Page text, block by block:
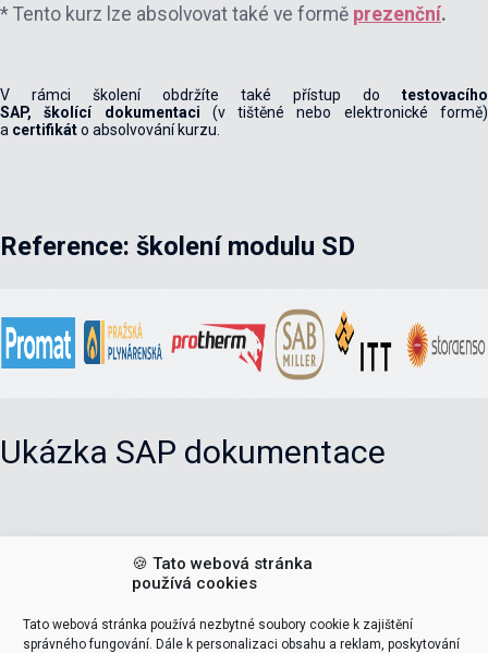
🍪 Tato webová stránka
používá cookies
Tato webová stránka používá nezbytné soubory cookie k zajištění
správného fungování. Dále k personalizaci obsahu a reklam, poskytování
* Tento kurz lze absolvovat také ve formě prezenční.
V rámci školení obdržíte také přístup do testovacího
SAP,
školící dokumentaci (v tištěné nebo elektronické formě)
a certifikáto absolvování kurzu.
Reference: školení modulu SD
Ukázka SAP dokumentace